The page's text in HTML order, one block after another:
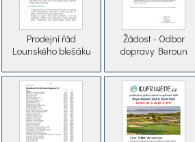
Prodejní řád
Lounského blešáku
Žádost - Odbor
dopravy Beroun